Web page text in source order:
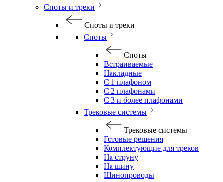
Споты и треки
Споты и треки
Споты
Споты
Встраиваемые
Накладные
С 1 плафоном
С 2 плафонами
С 3 и более плафонами
Трековые системы
Трековые системы
Готовые решения
Комплектующие для треков
На струну
На шину
Шинопроводы